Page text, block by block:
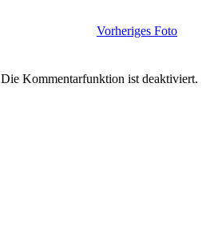
Vorheriges Foto
Die Kommentarfunktion ist deaktiviert.